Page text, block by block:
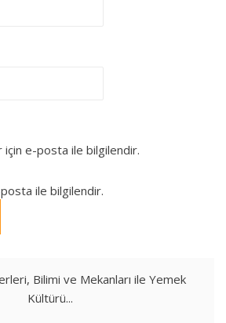
için e-posta ile bilgilendir.
ile bilgilendir.
Bilimi ve Mekanları ile Yemek
Kültürü...